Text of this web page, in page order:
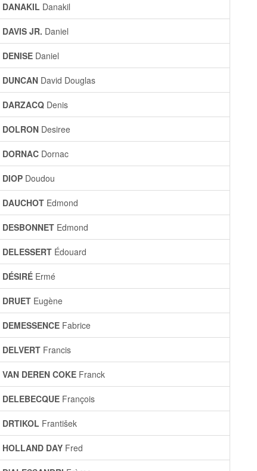
DANAKIL Danakil
DAVIS JR. Daniel
DENISE Daniel
DUNCAN David Douglas
DARZACQ Denis
DOLRON Desiree
DORNAC Dornac
DIOP Doudou
DAUCHOT Edmond
DESBONNET Edmond
DELESSERT Édouard
DÉSIRÉ Ermé
DRUET Eugène
DEMESSENCE Fabrice
DELVERT Francis
VAN DEREN COKE Franck
DELEBECQUE François
DRTIKOL František
HOLLAND DAY Fred